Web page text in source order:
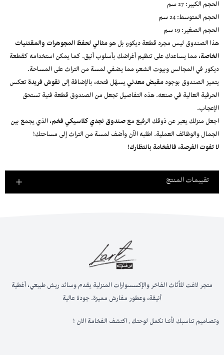
الحجم الكبير: 27 سم
الحجم المتوسط: 24 سم
الحجم الصغير: 19 سم
هذا الصندوق ليس مجرد قطعة ديكور، بل هومثالي لحفظ المجوهرات والمقتنيات
الخاصة، مما يساعدك على تنظيم أغراضك بأسلوب أنيق. كما يمكن استخدامه كقطعة
ديكور في المجالس وبيوت الشعر، مما يضفي لمسة من التراث على المساحة.
يتميز الصندوق بوجودمقبض معدنييسهّل فتحه، بالإضافة إلى نقوش فريدةتعكس
الحرفية العالية في صنعه. هذه التفاصيل تجعل من الصندوق قطعة فنية تستحق
الإعجاب.
اجعل منزلك يعبر عن ذوقك الرفيع معصندوق نجدي كلاسيكي فخم، الذي يجمع بين
الجمال والوظائف العملية. اطلبه الآن وأضف لمسة من التراث إلى مساحتك!
لا تفوت الفرصة، فالفخامة بانتظارك!
تقييمات المنتج
متجر لاغت للأثاث الفاخر والإكسسوارات المنزلية يقدم وسائد ريش طبيعي، أغطية
أنيقة، وعطور مفارش مميزة. جودة عالية
وتصاميم تناسبك لأننا نكمل لوحتك , اكتشف الفخامة الان !